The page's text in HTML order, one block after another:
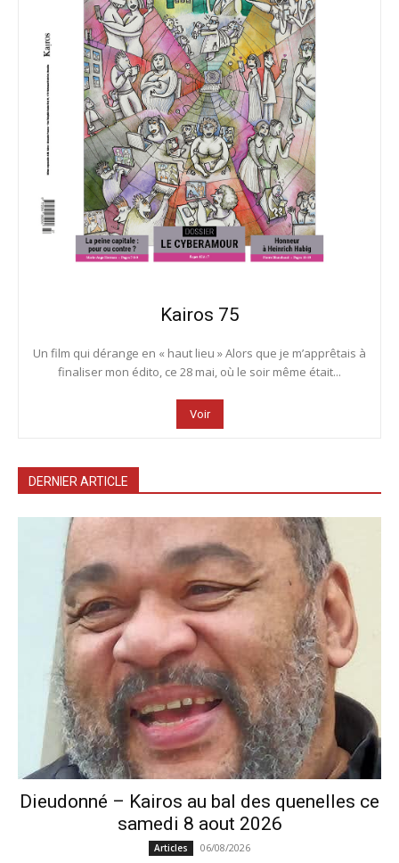
Kairos 75
Un film qui dérange en « haut lieu » Alors que je m’apprêtais à
finaliser mon édito, ce 28 mai, où le soir même était...
Voir
DERNIER ARTICLE
Dieudonné – Kairos au bal des quenelles ce
samedi 8 aout 2026
Articles 06/08/2026